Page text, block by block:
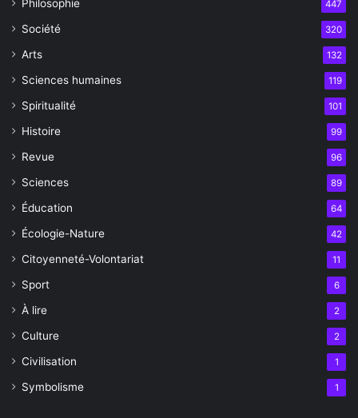
Philosophie 447
Société 320
Arts 132
Sciences humaines 119
Spiritualité 101
Histoire 99
Revue 96
Sciences 89
Éducation 64
Écologie-Nature 42
Citoyenneté-Volontariat 11
Sport 6
À lire 2
Culture 2
Civilisation 1
Symbolisme 1